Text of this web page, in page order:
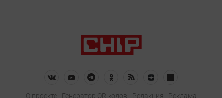
О проекте Генератор QR-кодов Редакция
Реклама